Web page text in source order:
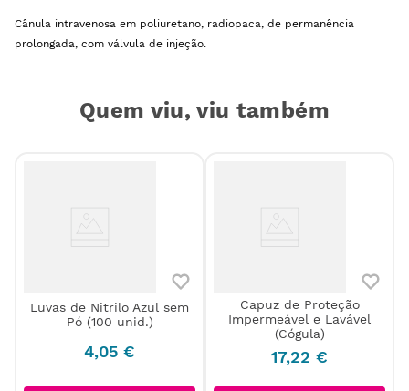
Cânula intravenosa em poliuretano, radiopaca, de permanência
prolongada, com válvula de injeção.
Quem viu, viu também
Luvas de Nitrilo Azul sem
Pó (100 unid.)
4,05 €
Capuz de Proteção
Impermeável e Lavável
(Cógula)
17,22 €